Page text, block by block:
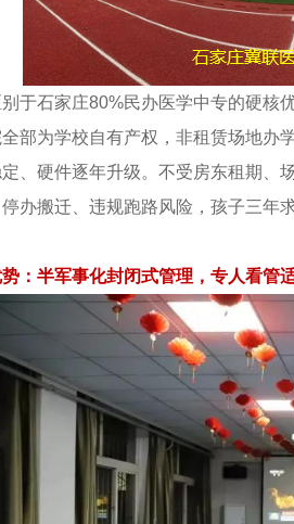
于石家庄80%民办医学中专的硬核
部为学校自有产权，非租赁场地办
、硬件逐年升级。不受房东租期、
办搬迁、违规跑路风险，孩子三年
：半军事化封闭式管理，专人看管